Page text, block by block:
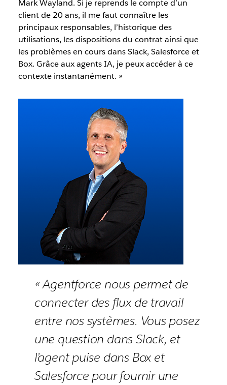
Mark Wayland. Si je reprends le compte d’un
client de 20 ans, il me faut connaître les
principaux responsables, l’historique des
utilisations, les dispositions du contrat ainsi que
les problèmes en cours dans Slack, Salesforce et
Box. Grâce aux agents IA, je peux accéder à ce
contexte instantanément. »
« Agentforce nous permet de
connecter des flux de travail
entre nos systèmes. Vous posez
une question dans Slack, et
l’agent puise dans Box et
Salesforce pour fournir une